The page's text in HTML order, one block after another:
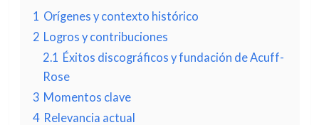
1 Orígenes y contexto histórico
2 Logros y contribuciones
2.1 Éxitos discográficos y fundación de Acuff-
Rose
3 Momentos clave
4 Relevancia actual